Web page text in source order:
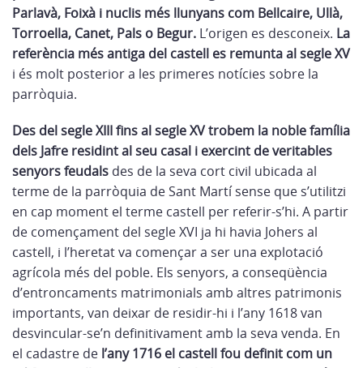
Parlavà, Foixà i nuclis més llunyans com Bellcaire, Ullà,
Torroella, Canet, Pals o Begur. L’origen es desconeix. La
referència més antiga del castell es remunta al segle XV
i és molt posterior a les primeres notícies sobre la
parròquia.
Des del segle XIII fins al segle XV trobem la noble família
dels Jafre residint al seu casal i exercint de veritables
senyors feudals des de la seva cort civil ubicada al
terme de la parròquia de Sant Martí sense que s’utilitzi
en cap moment el terme castell per referir-s’hi. A partir
de començament del segle XVI ja hi havia Johers al
castell, i l’heretat va començar a ser una explotació
agrícola més del poble. Els senyors, a conseqüència
d’entroncaments matrimonials amb altres patrimonis
importants, van deixar de residir-hi i l’any 1618 van
desvincular-se’n definitivament amb la seva venda. En
el cadastre de l’any 1716 el castell fou definit com un